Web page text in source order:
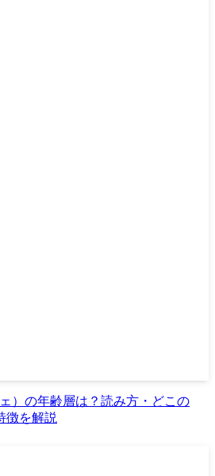
）の年齢層は？読み方・どこの
徴を解説